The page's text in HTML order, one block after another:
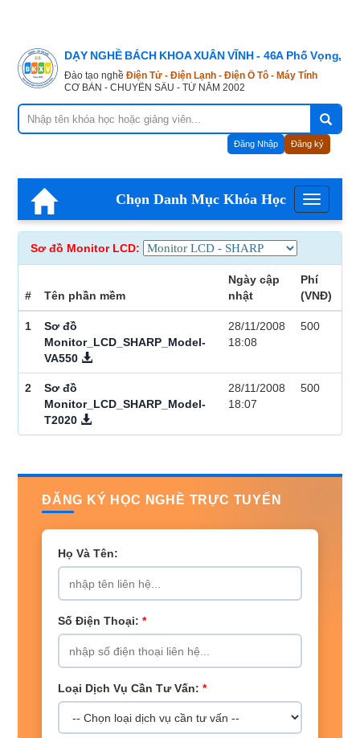
DẠY NGHỀ BÁCH KHOA XUÂN VĨNH - 46A Phố Vọng,
Đào tạo nghề Điện Tử - Điện Lạnh - Điện Ô Tô - Máy Tính
CƠ BẢN - CHUYÊN SÂU - TỪ NĂM 2002
Đăng Nhập Đăng ký
Menu
Chọn Danh Mục Khóa Học
Sơ đồ Monitor LCD:
# Tên phần mềm
Ngày cập
nhật
Phí
(VNĐ)
1
Sơ đồ
Monitor_LCD_SHARP_Model-
VA550
28/11/2008
18:08
500
2
Sơ đồ
Monitor_LCD_SHARP_Model-
T2020
28/11/2008
18:07
500
ĐĂNG KÝ HỌC NGHỀ TRỰC TUYẾN
Họ Và Tên:
Số Điện Thoại: *
Loại Dịch Vụ Cần Tư Vấn: *